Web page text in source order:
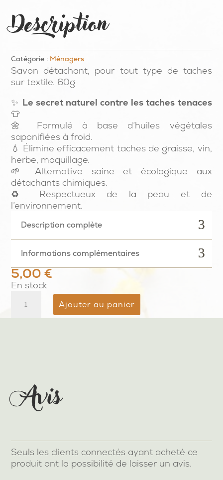
Description
Catégorie : Ménagers
Savon détachant, pour tout type de taches
sur textile. 60g
✨ Le secret naturel contre les taches tenaces
👕
🌼 Formulé à base d’huiles végétales
saponifiées à froid.
💧 Élimine efficacement taches de graisse, vin,
herbe, maquillage.
🌱 Alternative saine et écologique aux
détachants chimiques.
♻️ Respectueux de la peau et de
l’environnement.
Description complète
Informations complémentaires
5,00€
En stock
Détachant
Ajouter au panier
Avis
Seuls les clients connectés ayant acheté ce
produit ont la possibilité de laisser un avis.